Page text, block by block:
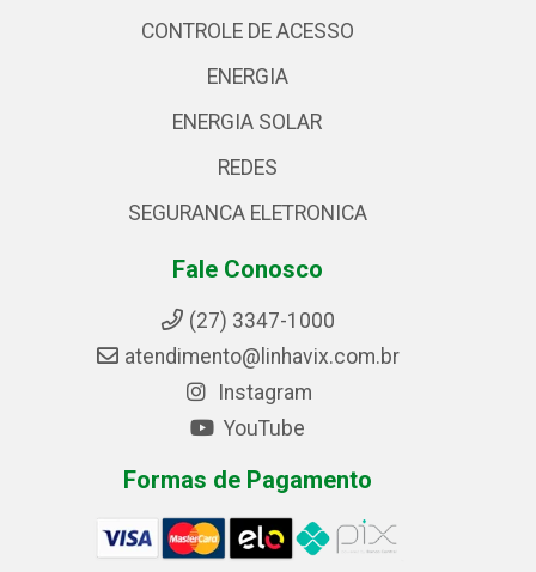
CONTROLE DE ACESSO
ENERGIA
ENERGIA SOLAR
REDES
SEGURANCA ELETRONICA
Fale Conosco
(27) 3347-1000
atendimento@linhavix.com.br
Instagram
YouTube
Formas de Pagamento